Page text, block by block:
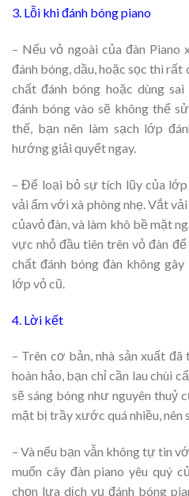
3. Lỗi khi đánh bóng piano
– Nếu vỏ ngoài của đàn
đánh bóng, dầu, hoặc sọc thì rất
chất đánh bóng hoặc dùng
đánh bóng vào sẽ không thể
thế, bạn nên làm sạch lớp
hướng giải quyết ngay.
– Để loại bỏ sự tích lũy của
vải ẩm với xà phòng nhẹ. Vắt
củavỏ đàn, và làm khô bề mặt
vực nhỏ đầu tiên trên vỏ đàn
chất đánh bóng đàn không
lớp vỏ cũ.
4. Lời kết
– Trên cơ bản, nhà sản xuất
hoàn hảo, bạn chỉ cần lau chùi
sẽ sáng bóng như nguyên thuỷ
mặt bị trầy xước quá nhiều, nên
– Và nếu bạn vẫn không tự tin
muốn cây đàn piano yêu quý
chọn lựa dịch vụ đánh bóng